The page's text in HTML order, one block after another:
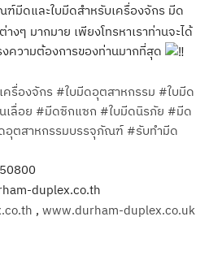
ฑ์มีดและใบมีดสำหรับเครื่องจักร มีด
งๆ มากมาย เพียงโทรหาเราท่านจะได้
ความต้องการของท่านมากที่สุด
ครื่องจักร #ใบมีดอุตสาหกรรม #ใบมีด
ลื่อย #มีดซิกแซก #ใบมีดนิรภัย #มีด
อุตสาหกรรมบรรจุภัณฑ์ #รับทำมีด
duplex.co.th
, www.durham-duplex.co.uk